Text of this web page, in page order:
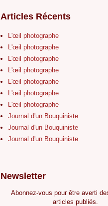
Articles Récents
L'œil photographe
L'œil photographe
L'œil photographe
L'œil photographe
L'œil photographe
L'œil photographe
L'œil photographe
Journal d'un Bouquiniste
Journal d'un Bouquiniste
Journal d'un Bouquiniste
Newsletter
Abonnez-vous pour être averti
articles publiés.